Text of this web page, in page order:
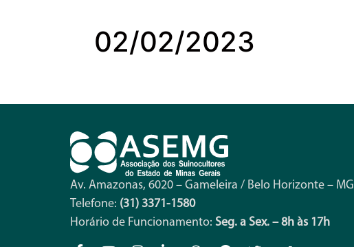
02/02/2023
Av. Amazonas, 6020 – Gameleira / Belo Horizonte – MG
Telefone: (31) 3371-1580
Horário de Funcionamento: Seg. a Sex. – 8h às 17h